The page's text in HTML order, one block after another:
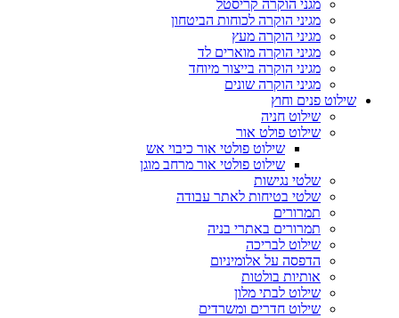
מגני הוקרה קריסטל
מגיני הוקרה לכוחות הביטחון
מגיני הוקרה מעץ
מגיני הוקרה מוארים לד
מגיני הוקרה בייצור מיוחד
מגיני הוקרה שונים
שילוט פנים וחוץ
שילוט חניה
שילוט פולט אור
שילוט פולטי אור כיבוי אש
שילוט פולטי אור מרחב מוגן
שלטי נגישות
שלטי בטיחות לאתר עבודה
תמרורים
תמרורים באתרי בניה
שילוט לבריכה
הדפסה על אלומיניום
אותיות בולטות
שילוט לבתי מלון
שילוט חדרים ומשרדים